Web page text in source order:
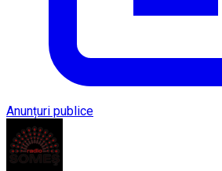
Anunțuri publice